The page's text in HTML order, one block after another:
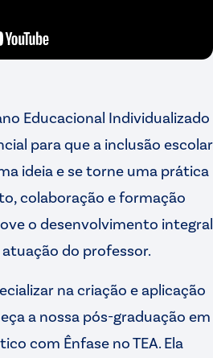
Educacional Individualizado
para que a inclusão escolar
ideia e se torne uma prática
colaboração e formação
o desenvolvimento integral
do professor.
na criação e aplicação
a nossa pós-graduação em
com Ênfase no TEA. Ela